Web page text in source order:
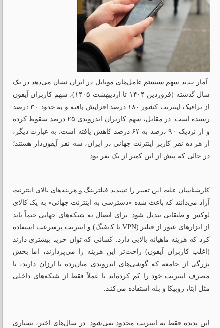
آمار جدید سهم سیستم عامل‌های موبایل در ایران نشان می‌دهد در یک
سال گذشته (فروردین ۱۴۰۴ تا اردیبهشت ۱۴۰۵)، سهم کاربران آیفون
از ترافیک اینترنت کشور ۱۸۰ درصد افزایش یافته و به حدود ۳۰ درصد
رسیده است. در مقابل، سهم کاربران اندرویدی ۲۵ درصد سقوط کرده
و از نزدیک ۹۰ درصد به ۶۷ درصد کاهش یافته است. به عبارت دیگر،
از هر ده نفر کاربر اینترنت جهانی در ایران، سه نفر آیفون‌دار هستند؛
در حالی که پیش از این کمتر از یک نفر بود.
کارشناسان علت این تغییر را تشدید فیلترینگ و هزینه‌های بالای اینترنت
آزاد می‌دانند که باعث شده «دسترسی به اینترنت جهانی» به یک کالای
لوکس و طبقاتی تبدیل شود. برای اتصال به شبکه‌های جهانی حتماً باید
از ابزارهای عبور از فیلتر (VPN یا کانفیگ) و اینترنت پرسرعت استفاده
کرد که هزینه ماهیانه بالایی دارد. کسانی که توان خرید بیشتری دارند
(اغلب کاربران آیفون) راحت‌تر این هزینه را می‌پردازند، اما بخش
بزرگی از جامعه که گوشی‌های اندرویدی میان‌رده یا ارزان دارند، یا
مصرف اینترنت خود را کم کرده‌اند یا عملاً فقط از شبکه‌های داخلی
مثل ایتا، روبیکا و بله استفاده می‌کنند.
این پدیده فقط به اینترنت محدود نمی‌شود. در سال‌های اخیر، بسیاری